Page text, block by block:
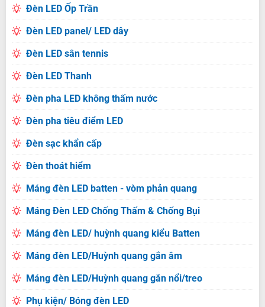
Đèn LED Ốp Trần
Đèn LED panel/ LED dây
Đèn LED sân tennis
Đèn LED Thanh
Đèn pha LED không thấm nước
Đèn pha tiêu điểm LED
Đèn sạc khẩn cấp
Đèn thoát hiểm
Máng đèn LED batten - vòm phản quang
Máng Đèn LED Chống Thấm & Chống Bụi
Máng đèn LED/ huỳnh quang kiểu Batten
Máng đèn LED/Huỳnh quang gắn âm
Máng đèn LED/Huỳnh quang gắn nổi/treo
Phụ kiện/ Bóng đèn LED